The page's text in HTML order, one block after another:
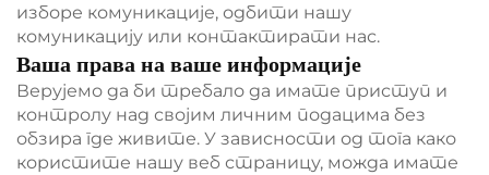
изборе комуникације, одбити нашу
комуникацију или контактирати нас.
Ваша права на ваше информације
Верујемо да би требало да имате приступ и
контролу над својим личним подацима без
обзира где живите. У зависности од тога како
користите нашу веб страницу, можда имате